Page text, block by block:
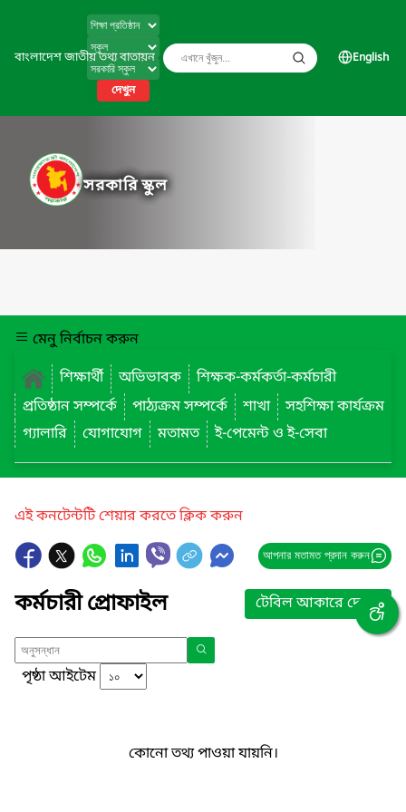
বাংলাদেশ জাতীয় তথ্য বাতায়ন
দেখুন
English
সরকারি স্কুল
মেনু নির্বাচন করুন
শিক্ষার্থী
অভিভাবক
শিক্ষক-কর্মকর্তা-কর্মচারী
প্রতিষ্ঠান সম্পর্কে
পাঠ্যক্রম সম্পর্কে শাখা
সহশিক্ষা কার্যক্রম
গ্যালারি
যোগাযোগ মতামত ই-পেমেন্ট ও ই-সেবা
এই কনটেন্টটি শেয়ার করতে ক্লিক করুন
আপনার মতামত প্রদান করুন
কর্মচারী প্রোফাইল টেবিল আকারে দেখুন
পৃষ্ঠা আইটেম
কোনো তথ্য পাওয়া যায়নি।